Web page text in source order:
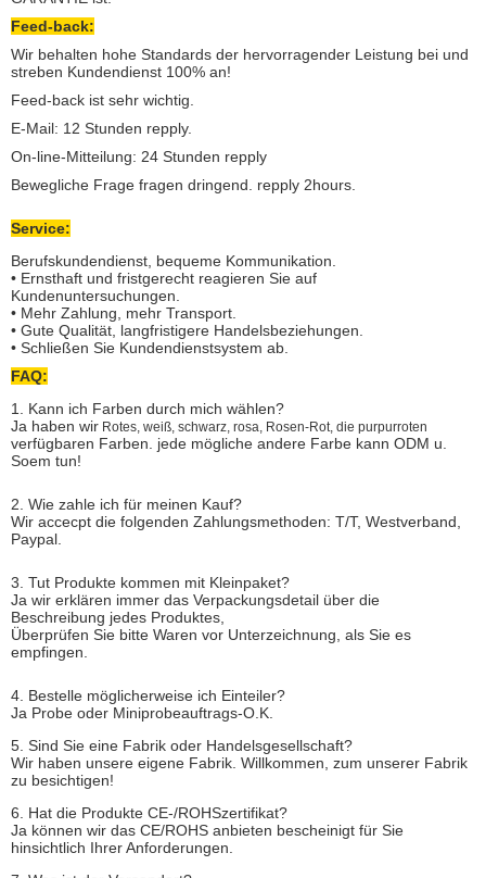
Feed-back:
Wir behalten hohe Standards der hervorragender Leistung bei und
streben Kundendienst 100% an!
Feed-back ist sehr wichtig.
E-Mail: 12 Stunden repply.
On-line-Mitteilung: 24 Stunden repply
Bewegliche Frage fragen dringend. repply 2hours.
Service:
Berufskundendienst, bequeme Kommunikation.
• Ernsthaft und fristgerecht reagieren Sie auf
Kundenuntersuchungen.
• Mehr Zahlung, mehr Transport.
• Gute Qualität, langfristigere Handelsbeziehungen.
• Schließen Sie Kundendienstsystem ab.
FAQ:
1. Kann ich Farben durch mich wählen?
Ja haben wir Rotes, weiß, schwarz, rosa, Rosen-Rot, die purpurroten
verfügbaren Farben. jede mögliche andere Farbe kann ODM u.
Soem tun!
2. Wie zahle ich für meinen Kauf?
Wir accecpt die folgenden Zahlungsmethoden: T/T, Westverband,
Paypal.
3. Tut Produkte kommen mit Kleinpaket?
Ja wir erklären immer das Verpackungsdetail über die
Beschreibung jedes Produktes,
Überprüfen Sie bitte Waren vor Unterzeichnung, als Sie es
empfingen.
4. Bestelle möglicherweise ich Einteiler?
Ja Probe oder Miniprobeauftrags-O.K.
5. Sind Sie eine Fabrik oder Handelsgesellschaft?
Wir haben unsere eigene Fabrik. Willkommen, zum unserer Fabrik
zu besichtigen!
6. Hat die Produkte CE-/ROHSzertifikat?
Ja können wir das CE/ROHS anbieten bescheinigt für Sie
hinsichtlich Ihrer Anforderungen.